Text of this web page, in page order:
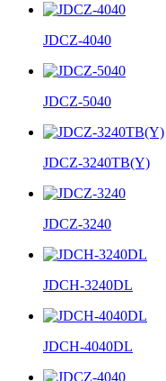
JDCZ-4040
JDCZ-5040
JDCZ-3240TB(Y)
JDCZ-3240
JDCH-3240DL
JDCH-4040DL